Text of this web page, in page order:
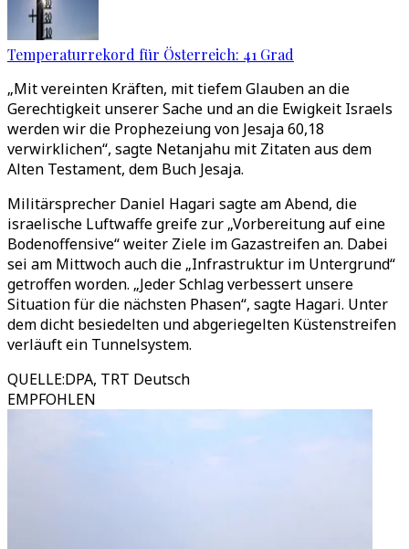
Temperaturrekord für Österreich: 41 Grad
„Mit vereinten Kräften, mit tiefem Glauben an die
Gerechtigkeit unserer Sache und an die Ewigkeit Israels
werden wir die Prophezeiung von Jesaja 60,18
verwirklichen“, sagte Netanjahu mit Zitaten aus dem
Alten Testament, dem Buch Jesaja.
Militärsprecher Daniel Hagari sagte am Abend, die
israelische Luftwaffe greife zur „Vorbereitung auf eine
Bodenoffensive“ weiter Ziele im Gazastreifen an. Dabei
sei am Mittwoch auch die „Infrastruktur im Untergrund“
getroffen worden. „Jeder Schlag verbessert unsere
Situation für die nächsten Phasen“, sagte Hagari. Unter
dem dicht besiedelten und abgeriegelten Küstenstreifen
verläuft ein Tunnelsystem.
QUELLE:DPA, TRT Deutsch
EMPFOHLEN